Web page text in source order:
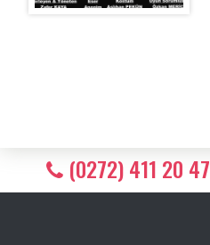
(0272) 411 20 47